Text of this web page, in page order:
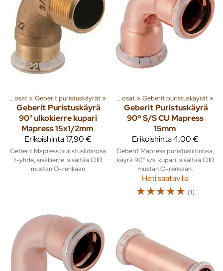
Kupariputket ja osat‪» Geberit puristuskäyrät‪»
Geberit Puristuskäyrä
90° ulkokierre kupari
Mapress 15x1/2mm
Erikoishinta17,90 €
Geberit Mapress puristusliitinosa
t-yhde, sisäkierre, sisältää CIIR
mustan O-renkaan
‪»Putket ja liittimet‪» Kupariputket ja osat‪» Geberit puristuskäyrät‪»
Geberit Puristuskäyrä
90º S/S CU Mapress
15mm
Erikoishinta4,00 €
Geberit Mapress puristusliitinosa,
käyrä 90° s/s, kupari, sisältää CIIR
mustan O-renkaan.
Heti saatavilla
☆☆☆☆☆ (1)